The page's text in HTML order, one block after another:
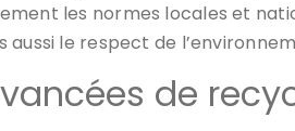
les normes locales et
le respect de
de